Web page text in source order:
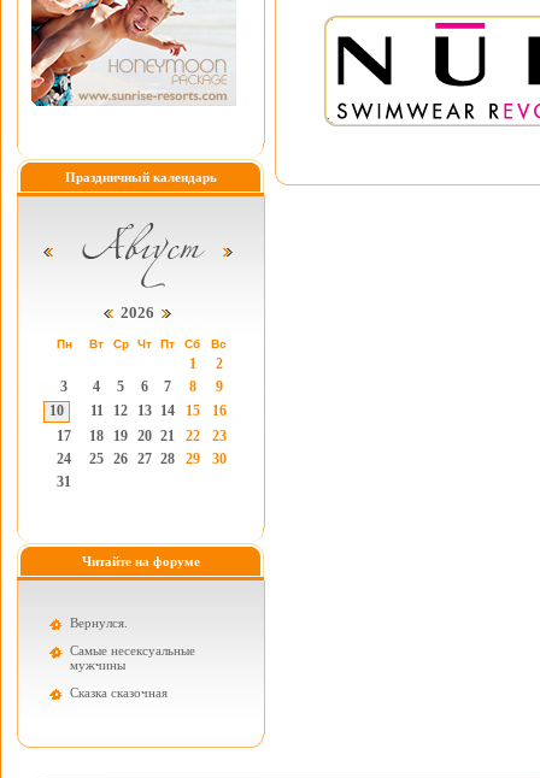
Праздничный календарь
2026
Пн Вт Ср Чт Пт Сб Вс
1
2
3
4 5 6 7 8
9
10
11 12 13 14 15
16
17
18 19 20 21 22
23
24
25 26 27 28 29
30
31
Читайте на форуме
Вернулся.
Самые несексуальные
мужчины
Cказка сказочная